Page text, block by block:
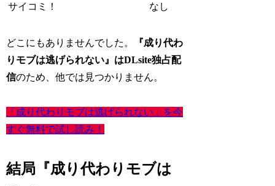
サイコミ！
なし
どこにもありませんでした。
『成り代わ
りモブは逃げられない』はDLsite独占配
信のため、他では見つかりません。
「成り代わりモブは逃げられない」を今
すぐ無料で試し読み！
結局『成り代わりモブは